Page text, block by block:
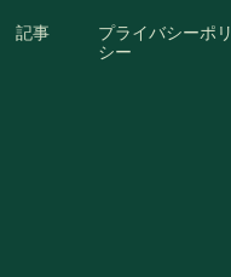
記事
プライバシーポリ
シー